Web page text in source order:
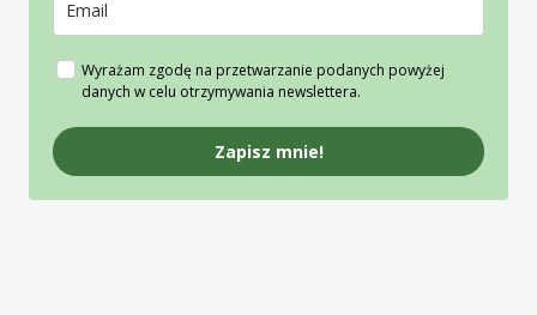
Wyrażam zgodę na przetwarzanie podanych powyżej
danych w celu otrzymywania newslettera.
Zapisz mnie!